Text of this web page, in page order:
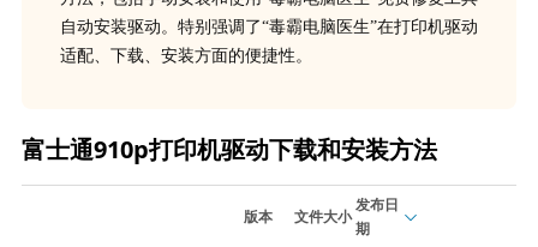
自动安装驱动。特别强调了“毒霸电脑医生”在打印机驱动
适配、下载、安装方面的便捷性。
富士通910p打印机驱动下载和安装方法
版本 文件大小
发布日
期